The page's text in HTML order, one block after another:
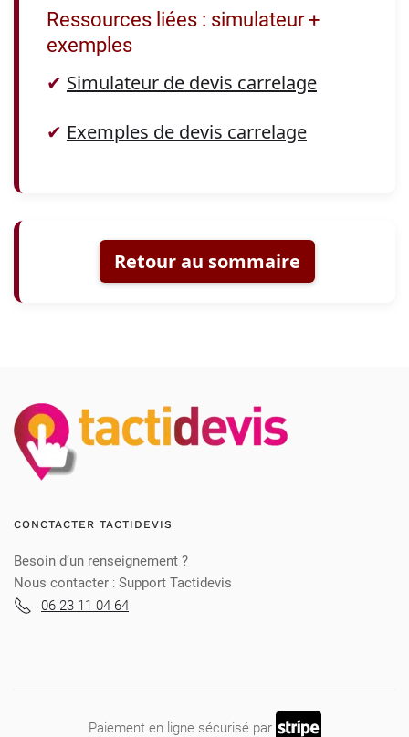
Ressources liées : simulateur +
exemples
✔ Simulateur de devis carrelage
✔ Exemples de devis carrelage
Retour au sommaire
CONCTACTER TACTIDEVIS
Besoin d’un renseignement ?
Nous contacter : Support Tactidevis
06 23 11 04 64
Paiement en ligne sécurisé par